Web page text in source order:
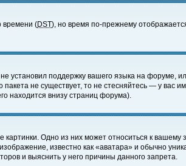
времени (DST), но время по-прежнему
установил поддержку вашего языка на
не существует, то не стесняйтесь — у
находится внизу страниц форума).
Одно из них может относиться к
известно как «аватара» и обычно
и выяснить у него причины данного запрета.